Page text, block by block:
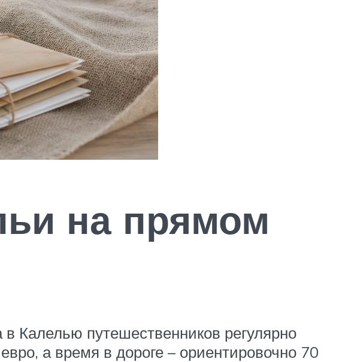
на прямом
Калелью путешественников регулярно
а время в дороге – ориентировочно 70